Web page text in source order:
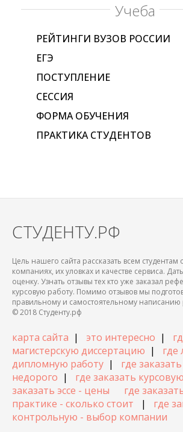
Учеба
РЕЙТИНГИ ВУЗОВ РОССИИ
ЕГЭ
ПОСТУПЛЕНИЕ
СЕССИЯ
ФОРМА ОБУЧЕНИЯ
ПРАКТИКА СТУДЕНТОВ
СТУДЕНТУ.РФ
Цель нашего сайта рассказать всем
компаниях, их уловках и качестве сервиса.
оценку. Узнать отзывы тех кто уже заказал
курсовую работу. Помимо отзывов мы
правильному и самостоятельному написанию
© 2018 Студенту.рф
карта сайта | это интересно |
магистерскую диссертацию | где
дипломную работу | где
недорого | где заказать
заказать эссе - цены
где
практике - сколько стоит | где
контрольную - выбор компании